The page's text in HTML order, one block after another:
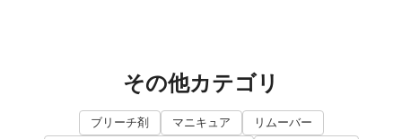
その他カテゴリ
ブリーチ剤 マニキュア
リムーバー